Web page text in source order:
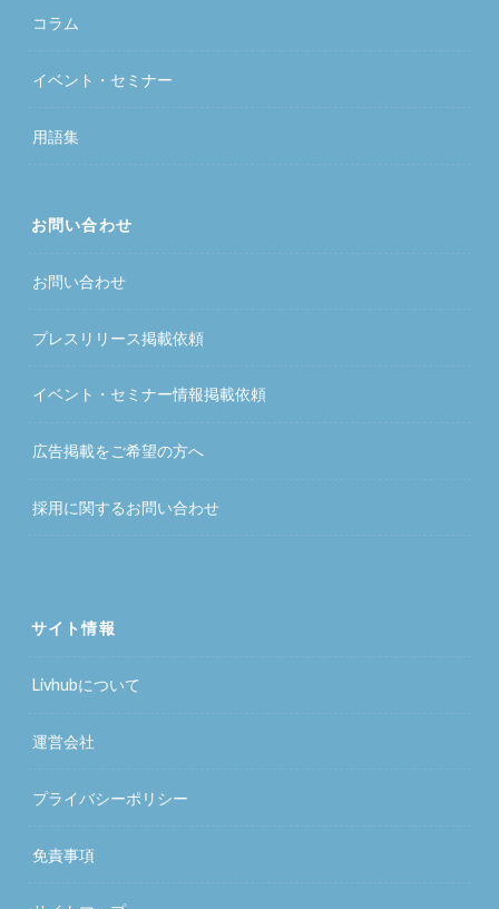
コラム
イベント・セミナー
用語集
お問い合わせ
お問い合わせ
プレスリリース掲載依頼
イベント・セミナー情報掲載依頼
広告掲載をご希望の方へ
採用に関するお問い合わせ
サイト情報
Livhubについて
運営会社
プライバシーポリシー
免責事項